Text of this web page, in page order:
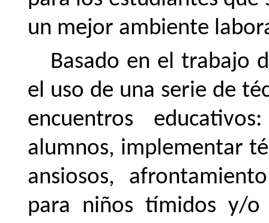
un mejor ambiente
Basado en el trabajo
el uso de una serie de
encuentros
alumnos, implementar
ansiosos,
para niños tímidos y/o